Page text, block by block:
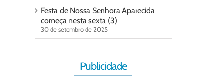
Festa de Nossa Senhora Aparecida
começa nesta sexta (3)
30 de setembro de 2025
Publicidade